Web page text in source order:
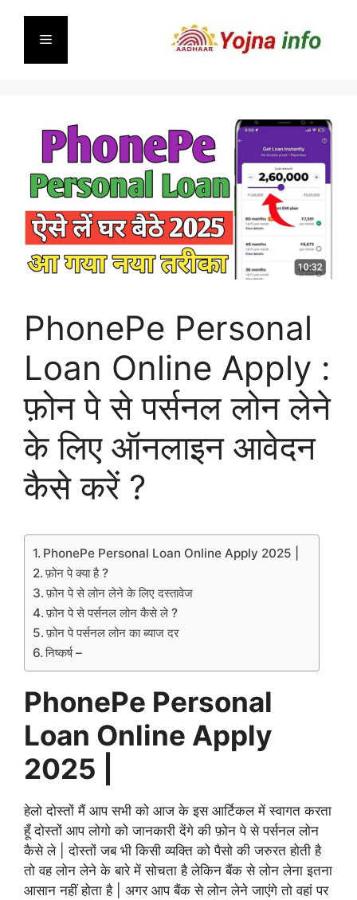
content
Menu
PhonePe Personal
Loan Online Apply :
फ़ोन पे से पर्सनल लोन लेने
के लिए ऑनलाइन आवेदन
कैसे करें ?
PhonePe Personal Loan Online Apply 2025 |
फ़ोन पे क्या है ?
फ़ोन पे से लोन लेने के लिए दस्तावेज
फ़ोन पे से पर्सनल लोन कैसे ले ?
फ़ोन पे पर्सनल लोन का ब्याज दर
निष्कर्ष –
PhonePe Personal
Loan Online Apply
2025 |
हेलो दोस्तों मैं आप सभी को आज के इस आर्टिकल में स्वागत करता
हूँ दोस्तों आप लोगो को जानकारी देंगे की फ़ोन पे से पर्सनल लोन
कैसे ले | दोस्तों जब भी किसी व्यक्ति को पैसो की जरुरत होती है
तो वह लोन लेने के बारे में सोचता है लेकिन बैंक से लोन लेना इतना
आसान नहीं होता है | अगर आप बैंक से लोन लेने जाएंगे तो वहां पर